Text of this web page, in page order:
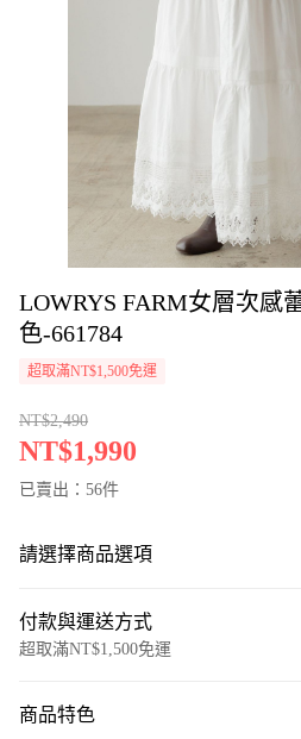
LOWRYS FARM女層次感
色-661784
超取滿NT$1,500免運
NT$2,490
NT$1,990
已賣出：56件
請選擇商品選項
付款與運送方式
超取滿NT$1,500免運
信用卡一次付款
商品特色